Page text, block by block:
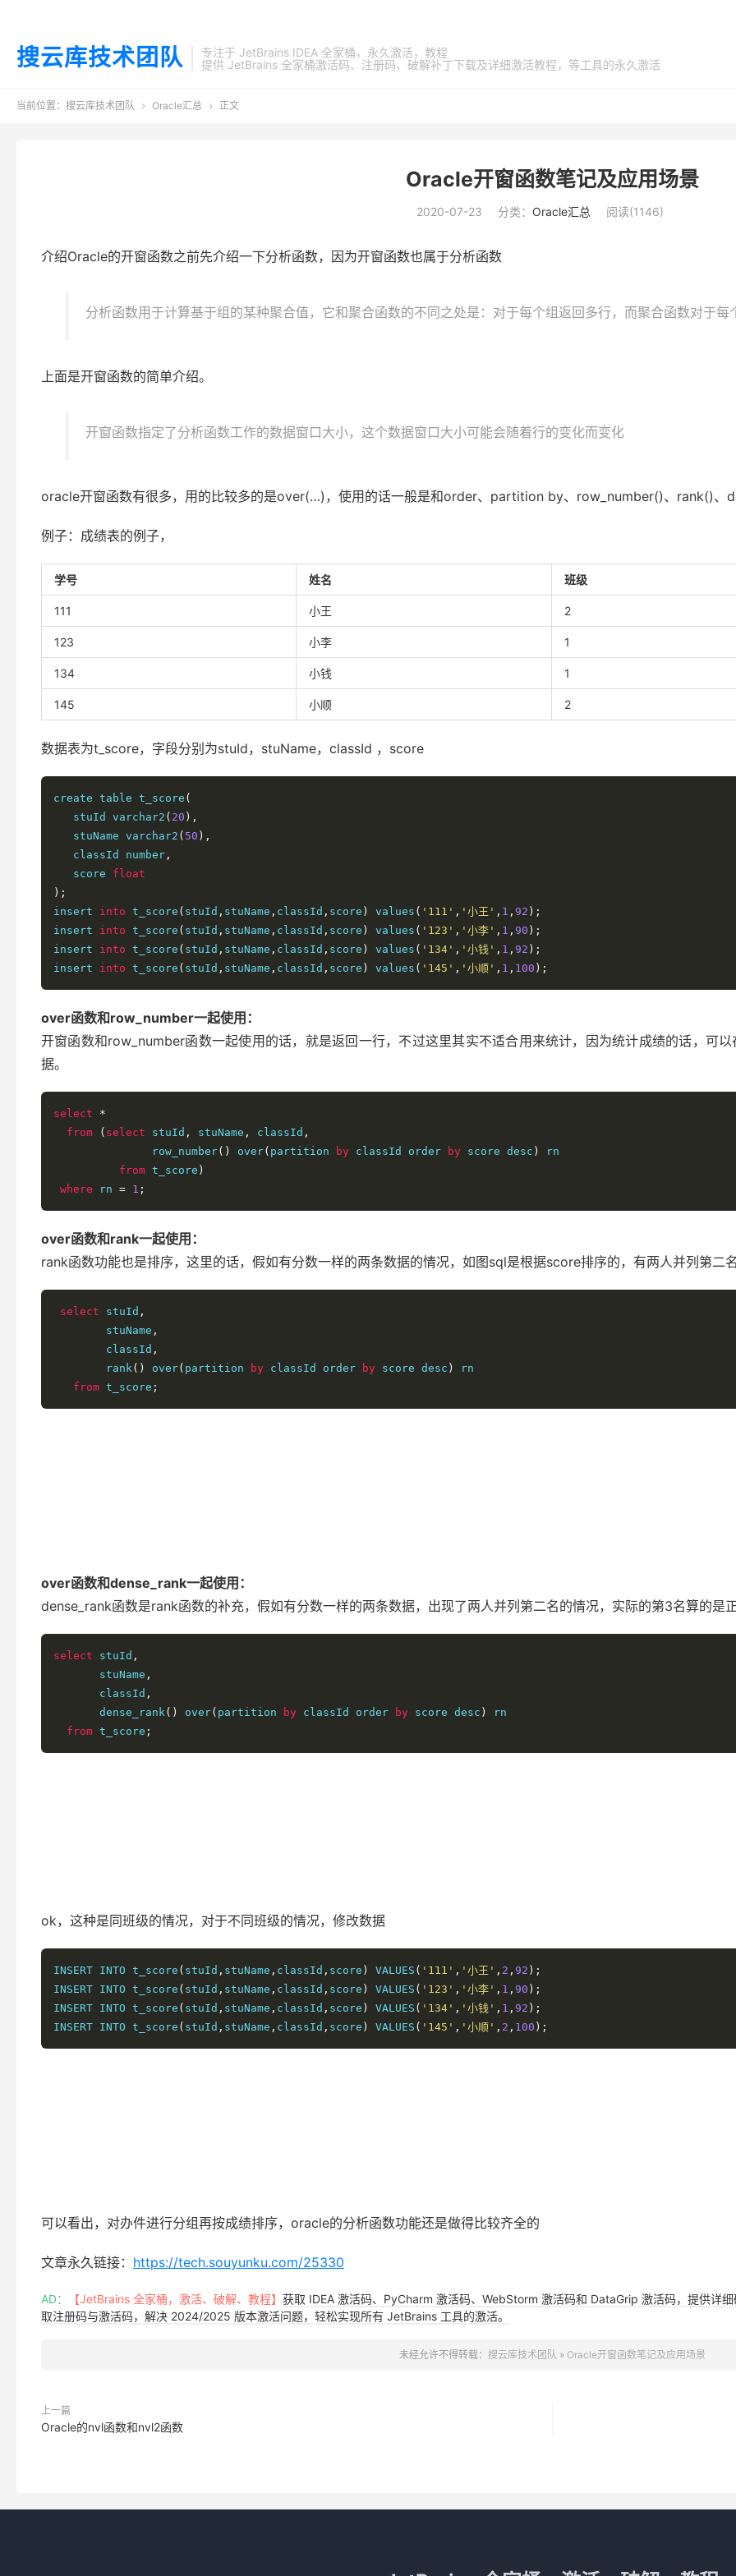
搜云库技术团队
专注于 JetBrains IDEA 全家桶，永久激活，教程
提供 JetBrains 全家桶激活码、注册码、破解补丁下载及详细激活教程，等工具的永久激活
当前位置： 搜云库技术团队  Oracle汇总  正文
Oracle开窗函数笔记及应用场景
2020-07-23 分类： Oracle汇总 阅读(1146)
介绍Oracle的开窗函数之前先介绍一下分析函数，因为开窗函数也属于分析函数
分析函数用于计算基于组的某种聚合值，它和聚合函数的不同之处是：对于每个组返回多行，而聚合函数对于每
上面是开窗函数的简单介绍。
开窗函数指定了分析函数工作的数据窗口大小，这个数据窗口大小可能会随着行的变化而变化
oracle开窗函数有很多，用的比较多的是over(…)，使用的话一般是和order、partition by、row_number()、rank()、
例子：成绩表的例子，
学号 姓名 班级
111 小王 2
123 小李 1
134 小钱 1
145 小顺 2
数据表为t_score，字段分别为stuId，stuName，classId ，score
create table t_score (
   stuId varchar2
( 20 ),
   stuName varchar2
( 50 ),
   classId number
,
   score
float
);
insert into t_score ( stuId , stuName , classId , score ) values ( '111' , '小王' , 1 , 92 );
insert into t_score ( stuId , stuName , classId , score ) values ( '123' , '小李' , 1 , 90 );
insert into t_score ( stuId , stuName , classId , score ) values ( '134' , '小钱' , 1 , 92 );
insert into t_score ( stuId , stuName , classId , score ) values ( '145' , '小顺' , 1 , 100 );
over函数和row_number一起使用：
开窗函数和row_number函数一起使用的话，就是返回一行，不过这里其实不适合用来统计，因为统计成绩的话，可
据。
select
*
from
( select stuId , stuName , classId ,
               row_number
() over( partition by classId order by score desc )
rn
from t_score )
where rn = 1 ;
over函数和rank一起使用：
rank函数功能也是排序，这里的话，假如有分数一样的两条数据的情况，如图sql是根据score排序的，有两人并列第
select stuId ,
        stuName
,
        classId
,
        rank
() over( partition by classId order by score desc )
rn
from t_score ;
over函数和dense_rank一起使用：
dense_rank函数是rank函数的补充，假如有分数一样的两条数据，出现了两人并列第二名的情况，实际的第3名算的是
INSERT INTO t_score(stuId,stuName, classId,score) VALUES('123','小李',1,90);
INSERT INTO t_score(stuId,stuName,classId,score